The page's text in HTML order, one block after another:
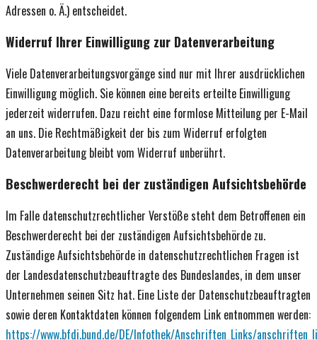
Adressen o. Ä.) entscheidet.
Widerruf Ihrer Einwilligung zur Datenverarbeitung
Viele Datenverarbeitungsvorgänge sind nur mit Ihrer ausdrücklichen
Einwilligung möglich. Sie können eine bereits erteilte Einwilligung
jederzeit widerrufen. Dazu reicht eine formlose Mitteilung per E-Mail
an uns. Die Rechtmäßigkeit der bis zum Widerruf erfolgten
Datenverarbeitung bleibt vom Widerruf unberührt.
Beschwerderecht bei der zuständigen Aufsichtsbehörde
Im Falle datenschutzrechtlicher Verstöße steht dem Betroffenen ein
Beschwerderecht bei der zuständigen Aufsichtsbehörde zu.
Zuständige Aufsichtsbehörde in datenschutzrechtlichen Fragen ist
der Landesdatenschutzbeauftragte des Bundeslandes, in dem unser
Unternehmen seinen Sitz hat. Eine Liste der Datenschutzbeauftragten
sowie deren Kontaktdaten können folgendem Link entnommen werden:
https://www.bfdi.bund.de/DE/Infothek/Anschriften_Links/